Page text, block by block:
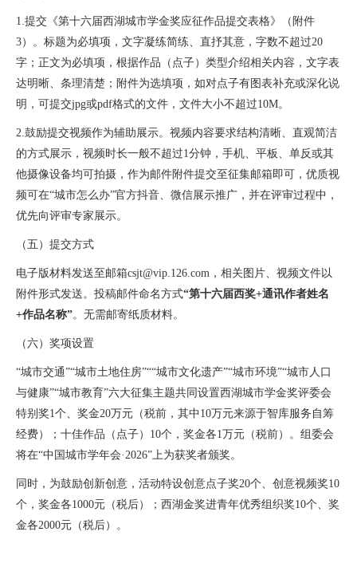
1.提交《第十六届西湖城市学金奖应征作品提交表格》（附件
3）。标题为必填项，文字凝练简练、直抒其意，字数不超过20
字；正文为必填项，根据作品（点子）类型介绍相关内容，文字表
达明晰、条理清楚；附件为选填项，如对点子有图表补充或深化说
明，可提交jpg或pdf格式的文件，文件大小不超过10M。
2.鼓励提交视频作为辅助展示。视频内容要求结构清晰、直观简洁
的方式展示，视频时长一般不超过1分钟，手机、平板、单反或其
他摄像设备均可拍摄，作为邮件附件提交至征集邮箱即可，优质视
频可在“城市怎么办”官方抖音、微信展示推广，并在评审过程中，
优先向评审专家展示。
（五）提交方式
电子版材料发送至邮箱csjt@vip.126.com ，相关图片、视频文件以
附件形式发送。投稿邮件命名方式“第十六届西奖+通讯作者姓名
+作品名称”。无需邮寄纸质材料。
（六）奖项设置
“城市交通”“城市土地住房”““城市文化遗产”“城市环境”“城市人口
与健康”“城市教育”六大征集主题共同设置西湖城市学金奖评委会
特别奖1个、奖金20万元（税前，其中 10万元来源于智库服务自筹
经费）；十佳作品（点子） 10个，奖金各1万元（税前）。组委会
将在“中国城市学年会·2026”上为获奖者颁奖。
同时，为鼓励创新创意，活动特设创意点子奖20个、创意视频奖10
个，奖金各1000元（税后）；西湖金奖进青年优秀组织奖10个、奖
金各2000元（税后）。